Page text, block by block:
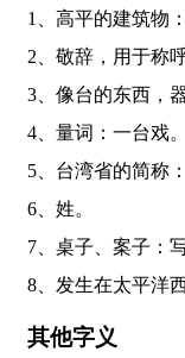
1、高平的建筑物
2、敬辞，用于
3、像台的东西
4、量词：一台戏。
5、台湾省的简称
6、姓。
7、桌子、案子：
8、发生在太平
其他字义